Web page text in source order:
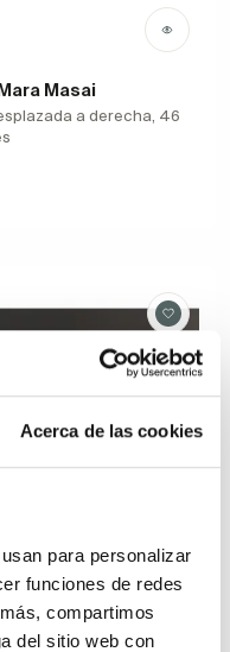
Acerca de las cookies
para personalizar
funciones de redes
compartimos
del sitio web con
Masai
a derecha, 46